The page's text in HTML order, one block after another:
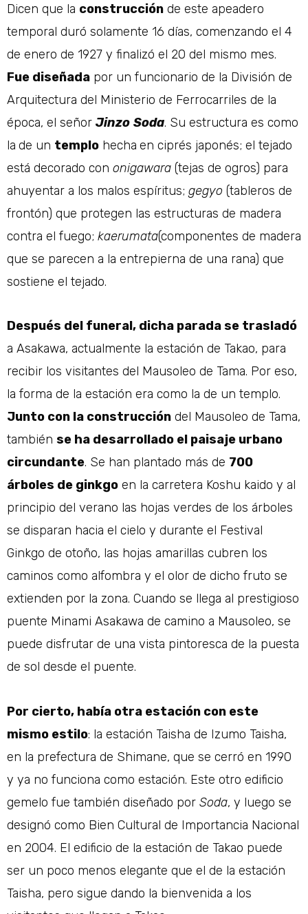
Dicen que la construcción de este apeadero
temporal duró solamente 16 días, comenzando el 4
de enero de 1927 y finalizó el 20 del mismo mes.
Fue diseñada por un funcionario de la División de
Arquitectura del Ministerio de Ferrocarriles de la
época, el señor Jinzo Soda. Su estructura es como
la de un templo hecha en ciprés japonés; el tejado
está decorado con onigawara (tejas de ogros) para
ahuyentar a los malos espíritus; gegyo (tableros de
frontón) que protegen las estructuras de madera
contra el fuego; kaerumata(componentes de madera
que se parecen a la entrepierna de una rana) que
sostiene el tejado.
Después del funeral, dicha parada se trasladó
a Asakawa, actualmente la estación de Takao, para
recibir los visitantes del Mausoleo de Tama. Por eso,
la forma de la estación era como la de un templo.
Junto con la construcción del Mausoleo de Tama,
también se ha desarrollado el paisaje urbano
circundante. Se han plantado más de 700
árboles de ginkgo en la carretera Koshu kaido y al
principio del verano las hojas verdes de los árboles
se disparan hacia el cielo y durante el Festival
Ginkgo de otoño, las hojas amarillas cubren los
caminos como alfombra y el olor de dicho fruto se
extienden por la zona. Cuando se llega al prestigioso
puente Minami Asakawa de camino a Mausoleo, se
puede disfrutar de una vista pintoresca de la puesta
de sol desde el puente.
Por cierto, había otra estación con este
mismo estilo: la estación Taisha de Izumo Taisha,
en la prefectura de Shimane, que se cerró en 1990
y ya no funciona como estación. Este otro edificio
gemelo fue también diseñado por Soda, y luego se
designó como Bien Cultural de Importancia Nacional
en 2004. El edificio de la estación de Takao puede
ser un poco menos elegante que el de la estación
Taisha, pero sigue dando la bienvenida a los